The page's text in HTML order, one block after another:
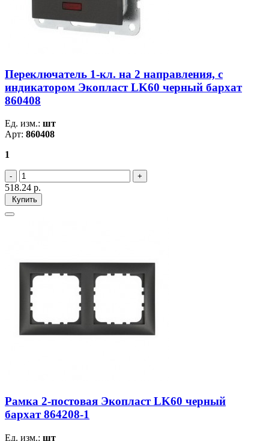
Переключатель 1-кл. на 2 направления, c
индикатором Экопласт LK60 черный бархат
860408
Ед. изм.: шт
Арт: 860408
1
518.24 р.
Купить
Рамка 2-постовая Экопласт LK60 черный
бархат 864208-1
Ед. изм.: шт